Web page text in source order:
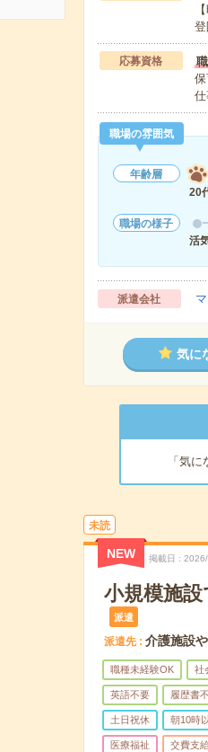
応募資格
職場の雰囲気
年齢層
20
職場の様子
活
派遣会社
気に
「気
未読
NEW 掲載日
小規模施
派遣
派遣先 介護施設
職種未経験OK 社
英語不要 履歴書
土日祝休 朝10時
医療福祉 交費支